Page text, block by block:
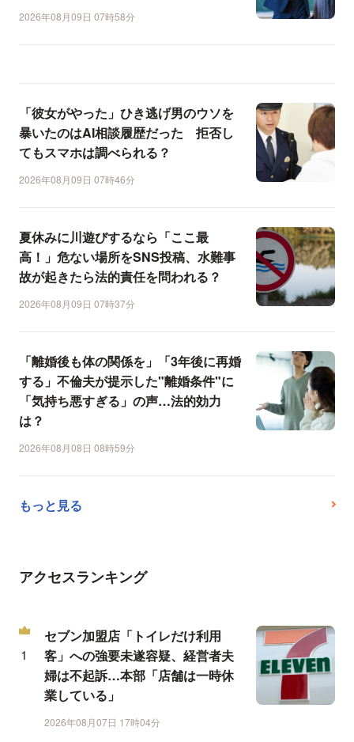
2026年08月09日 07時58分
「彼女がやった」ひき逃げ男のウソを
暴いたのはAI相談履歴だった 拒否し
てもスマホは調べられる？
2026年08月09日 07時46分
夏休みに川遊びするなら「ここ最
高！」危ない場所をSNS投稿、水難事
故が起きたら法的責任を問われる？
2026年08月09日 07時37分
「離婚後も体の関係を」「3年後に再婚
する」不倫夫が提示した"離婚条件"に
「気持ち悪すぎる」の声…法的効力
は？
2026年08月08日 08時59分
もっと見る
アクセスランキング
セブン加盟店「トイレだけ利用
客」への強要未遂容疑、経営者夫
婦は不起訴…本部「店舗は一時休
業している」
2026年08月07日 17時04分